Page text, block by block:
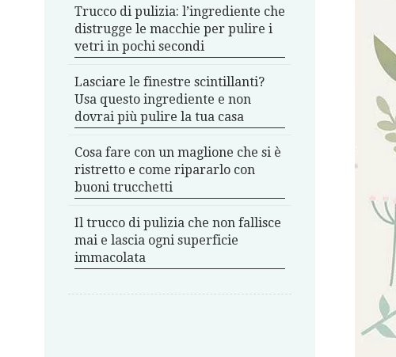
Trucco di pulizia: l’ingrediente che
distrugge le macchie per pulire i
vetri in pochi secondi
Lasciare le finestre scintillanti?
Usa questo ingrediente e non
dovrai più pulire la tua casa
Cosa fare con un maglione che si è
ristretto e come ripararlo con
buoni trucchetti
Il trucco di pulizia che non fallisce
mai e lascia ogni superficie
immacolata